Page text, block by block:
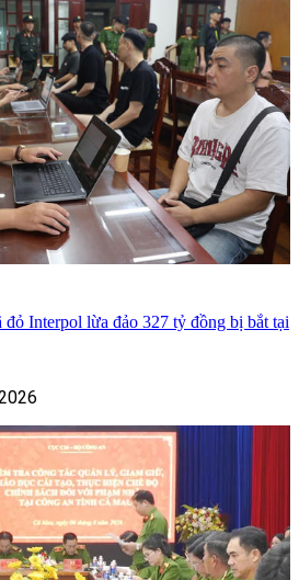
Interpol lừa đảo 327 tỷ đồng bị bắt tại